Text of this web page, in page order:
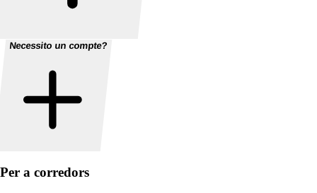
Necessito un compte?
Per a corredors